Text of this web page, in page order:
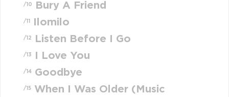
/10 Bury A Friend
/11 Ilomilo
/12 Listen Before I Go
/13 I Love You
/14 Goodbye
/15
When I Was Older (Music